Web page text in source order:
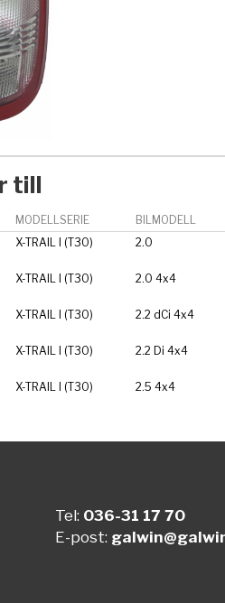
till
MODELLSERIE BILMODELL
X-TRAIL I (T30) 2.0
X-TRAIL I (T30) 2.0 4x4
X-TRAIL I (T30) 2.2 dCi 4x4
X-TRAIL I (T30) 2.2 Di 4x4
X-TRAIL I (T30) 2.5 4x4
Tel: 036-31 17 70
E-post: